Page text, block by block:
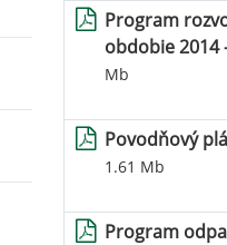
Program
obdobie 2014
Mb
Povodňový
1.61 Mb
Program